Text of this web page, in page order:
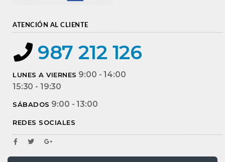
ATENCIÓN AL CLIENTE
987 212 126
LUNES A VIERNES 9:00 - 14:00
15:30 - 19:30
SÁBADOS 9:00 - 13:00
REDES SOCIALES